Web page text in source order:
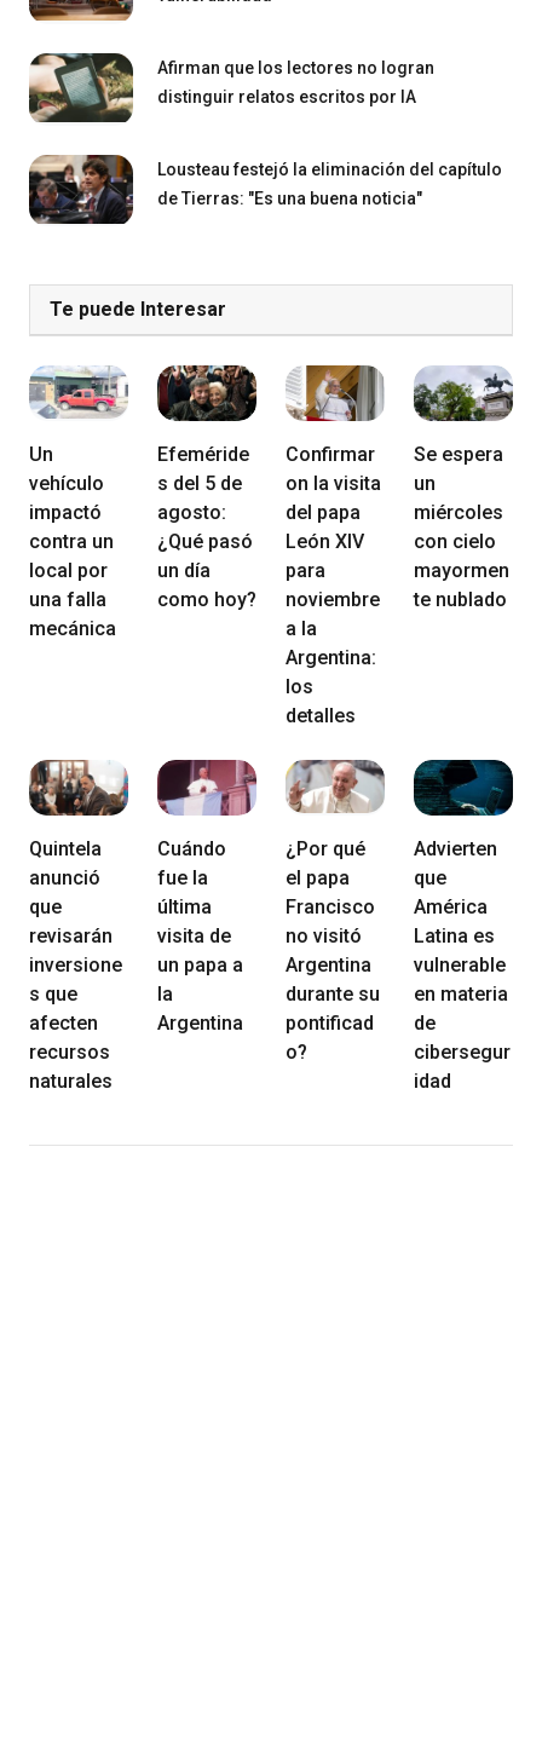
Afirman que los lectores no logran
distinguir relatos escritos por IA
Lousteau festejó la eliminación del capítulo
de Tierras: "Es una buena noticia"
Te puede Interesar
Un
vehículo
impactó
contra un
local por
una falla
mecánica
Efeméride
s del 5 de
agosto:
¿Qué pasó
un día
como hoy?
Confirmar
on la visita
del papa
León XIV
para
noviembre
a la
Argentina:
los
detalles
Se espera
un
miércoles
con cielo
mayormen
te nublado
Quintela
anunció
que
revisarán
inversione
s que
afecten
recursos
naturales
Cuándo
fue la
última
visita de
un papa a
la
Argentina
¿Por qué
el papa
Francisco
no visitó
Argentina
durante su
pontificad
o?
Advierten
que
América
Latina es
vulnerable
en materia
de
cibersegur
idad